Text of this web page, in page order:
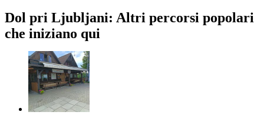
Dol pri Ljubljani: Altri percorsi popolari
che iniziano qui